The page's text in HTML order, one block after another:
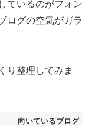
ているのがフォン
ログの空気がガラ
り整理してみま
向いているブログ